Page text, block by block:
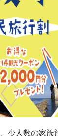
少人数の家族